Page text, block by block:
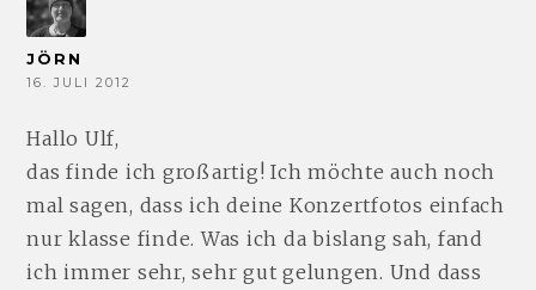
JÖRN
16. JULI 2012
Hallo Ulf,
das finde ich großartig! Ich möchte auch noch
mal sagen, dass ich deine Konzertfotos einfach
nur klasse finde. Was ich da bislang sah, fand
ich immer sehr, sehr gut gelungen. Und dass